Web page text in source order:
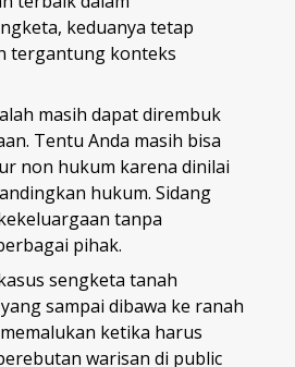
keduanya tetap
tergantung konteks
masih dapat dirembuk
Tentu Anda masih bisa
non hukum karena dinilai
hukum. Sidang
tanpa
pihak.
sengketa tanah
sampai dibawa ke ranah
ketika harus
warisan di public